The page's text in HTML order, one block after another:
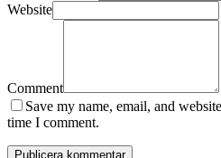
Website
Comment
Save my name, email, and
time I comment.